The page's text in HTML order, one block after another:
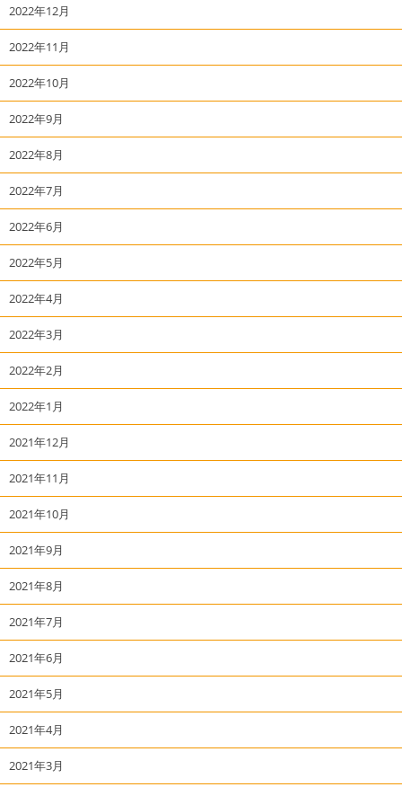
2022年12月
2022年11月
2022年10月
2022年9月
2022年8月
2022年7月
2022年6月
2022年5月
2022年4月
2022年3月
2022年2月
2022年1月
2021年12月
2021年11月
2021年10月
2021年9月
2021年8月
2021年7月
2021年6月
2021年5月
2021年4月
2021年3月